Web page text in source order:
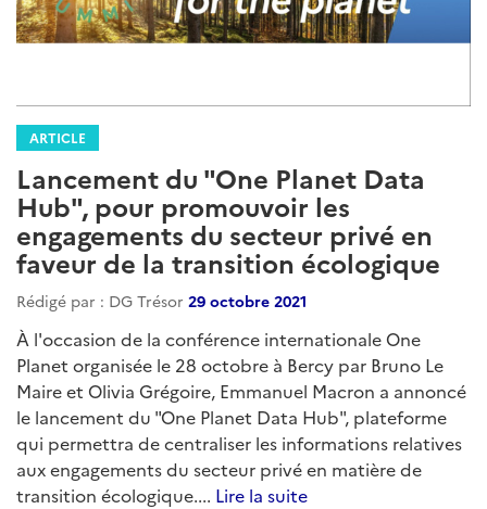
ARTICLE
Lancement du "One Planet Data
Hub", pour promouvoir les
engagements du secteur privé en
faveur de la transition écologique
Rédigé par : DG Trésor 29 octobre 2021
À l'occasion de la conférence internationale One
Planet organisée le 28 octobre à Bercy par Bruno Le
Maire et Olivia Grégoire, Emmanuel Macron a annoncé
le lancement du "One Planet Data Hub", plateforme
qui permettra de centraliser les informations relatives
aux engagements du secteur privé en matière de
transition écologique.... Lire la suite